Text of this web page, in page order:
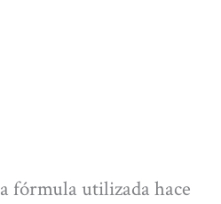
fórmula utilizada hace